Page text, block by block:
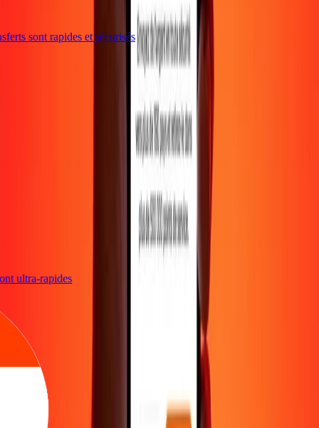
sont rapides et sécurisés
ultra-rapides